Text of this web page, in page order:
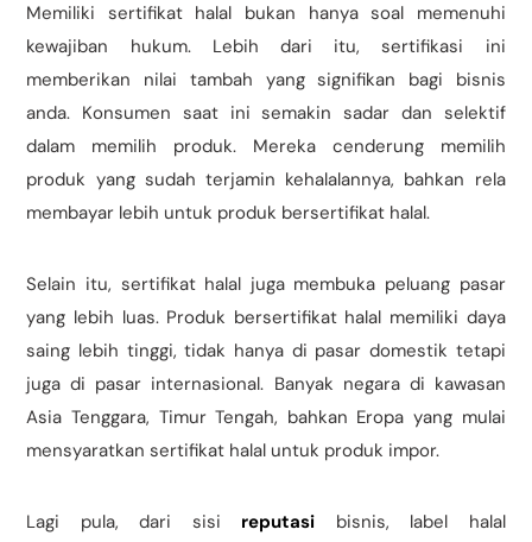
Memiliki sertifikat halal bukan hanya soal memenuhi
kewajiban hukum. Lebih dari itu, sertifikasi ini
memberikan nilai tambah yang signifikan bagi bisnis
anda. Konsumen saat ini semakin sadar dan selektif
dalam memilih produk. Mereka cenderung memilih
produk yang sudah terjamin kehalalannya, bahkan rela
membayar lebih untuk produk bersertifikat halal.
Selain itu, sertifikat halal juga membuka peluang pasar
yang lebih luas. Produk bersertifikat halal memiliki daya
saing lebih tinggi, tidak hanya di pasar domestik tetapi
juga di pasar internasional. Banyak negara di kawasan
Asia Tenggara, Timur Tengah, bahkan Eropa yang mulai
mensyaratkan sertifikat halal untuk produk impor.
Lagi pula, dari sisi reputasi
bisnis, label halal